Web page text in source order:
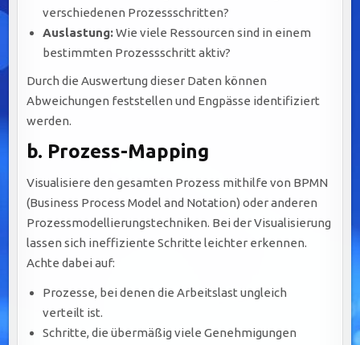
verschiedenen Prozessschritten?
Auslastung:Wie viele Ressourcen sind in einem
bestimmten Prozessschritt aktiv?
Durch die Auswertung dieser Daten können
Abweichungen feststellen und Engpässe identifiziert
werden.
b. Prozess-Mapping
Visualisiere den gesamten Prozess mithilfe von BPMN
(Business Process Model and Notation) oder anderen
Prozessmodellierungstechniken. Bei der Visualisierung
lassen sich ineffiziente Schritte leichter erkennen.
Achte dabei auf:
Prozesse, bei denen die Arbeitslast ungleich
verteilt ist.
Schritte, die übermäßig viele Genehmigungen